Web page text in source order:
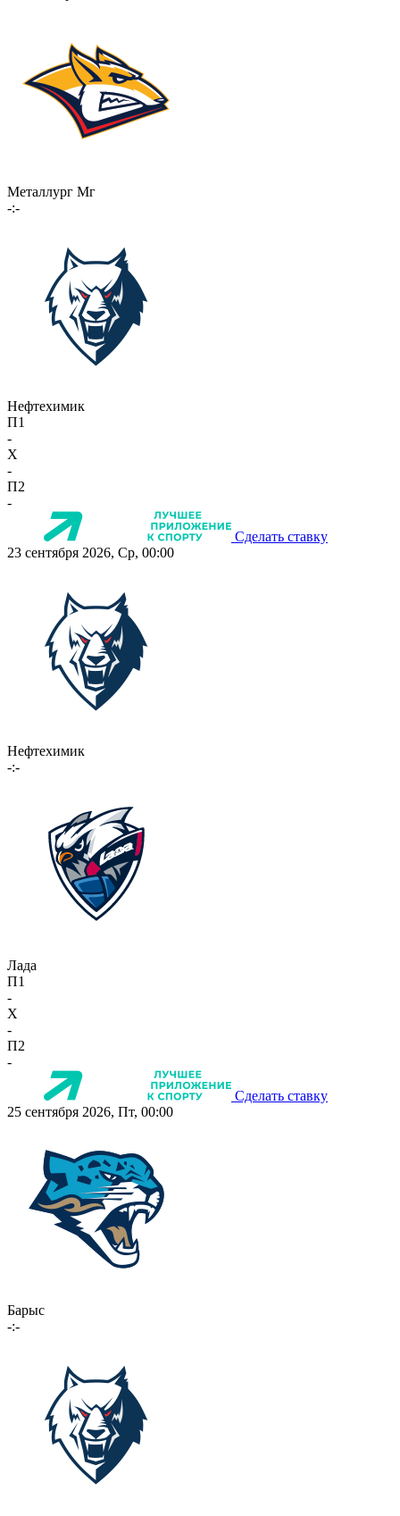
Металлург Мг
-:-
Нефтехимик
П1
-
X
-
П2
-
Сделать ставку
23 сентября 2026, Ср, 00:00
Нефтехимик
-:-
Лада
П1
-
X
-
П2
-
Сделать ставку
25 сентября 2026, Пт, 00:00
Барыс
-:-